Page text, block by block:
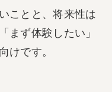
ことと、将来性は
まず体験したい」
けです。